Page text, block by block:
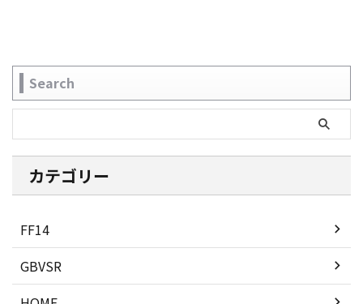
Search
カテゴリー
FF14
GBVSR